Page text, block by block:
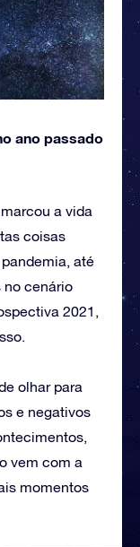
ano passado
a vida
coisas
até
no cenário
2021,
olhar para
e negativos
vem com a
momentos